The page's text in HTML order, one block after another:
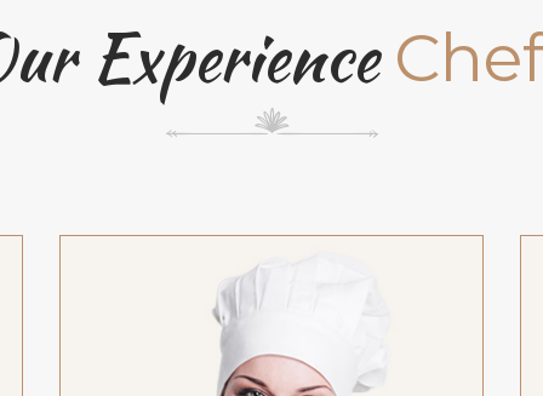
Experience